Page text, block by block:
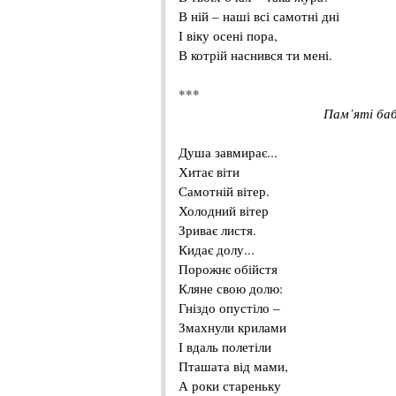
В ній – наші всі самотні дні
І віку осені пора,
В котрій наснився ти мені.
***
Пам’яті
Душа завмирає...
Хитає віти
Самотній вітер.
Холодний вітер
Зриває листя.
Кидає долу...
Порожнє обійстя
Кляне свою долю:
Гніздо опустіло –
Змахнули крилами
І вдаль полетіли
Пташата від мами,
А роки стареньку